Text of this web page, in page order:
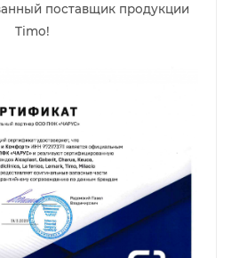
поставщик продукции
Timo!